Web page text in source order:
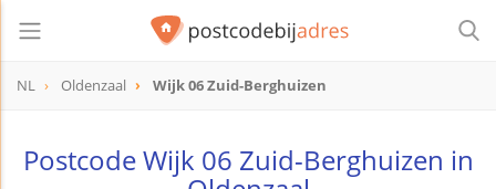
NL Oldenzaal Wijk 06 Zuid-Berghuizen
Postcode Wijk 06 Zuid-Berghuizen in